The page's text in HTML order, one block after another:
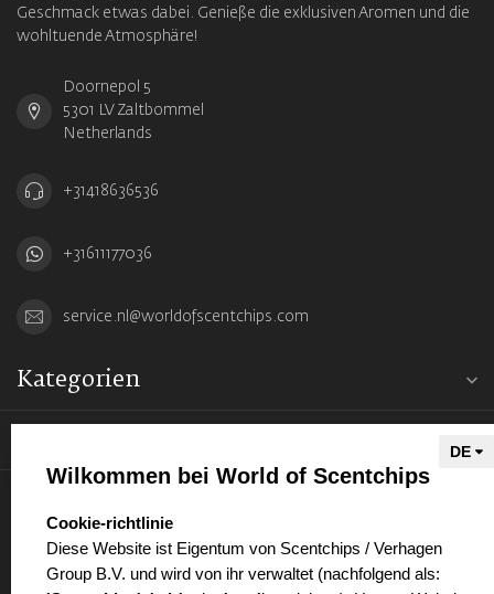
Geschmack etwas dabei. Genieße die exklusiven Aromen und die
wohltuende Atmosphäre!
Doornepol 5
5301 LV Zaltbommel
Netherlands
+31418636536
+31611177036
service.nl@worldofscentchips.com
Kategorien
Wilkommen bei World of Scentchips
select language
Cookie-richtlinie
Diese Website ist Eigentum von Scentchips / Verhagen
Group B.V. und wird von ihr verwaltet (nachfolgend als: